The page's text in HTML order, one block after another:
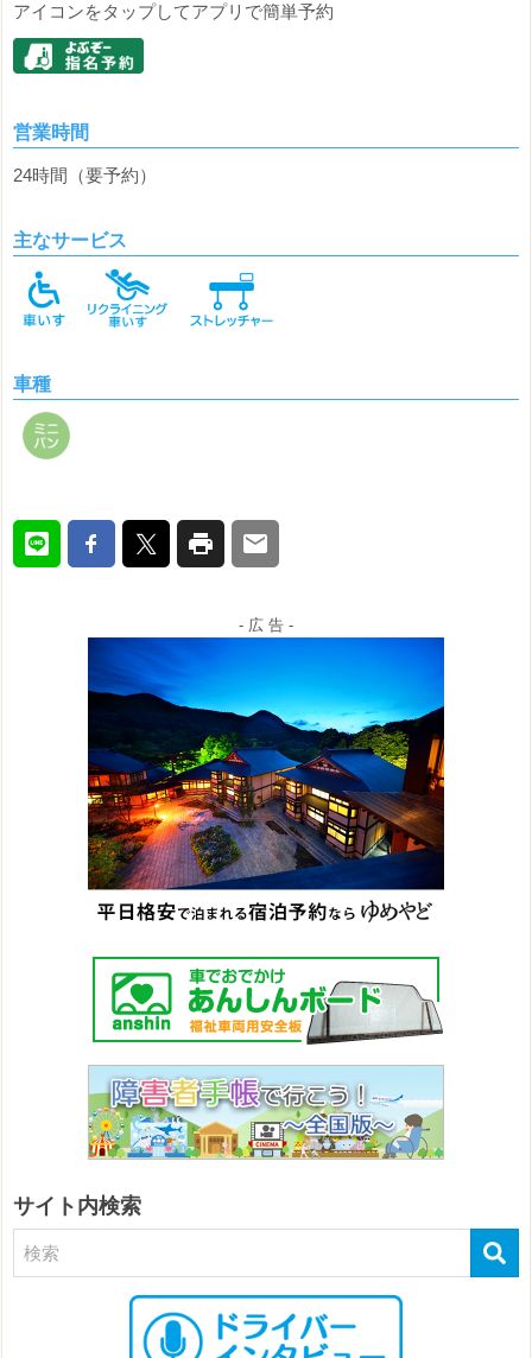
アイコンをタップしてアプリで簡単予約
営業時間
24時間（要予約）
主なサービス
車種
- 広 告 -
サイト内検索